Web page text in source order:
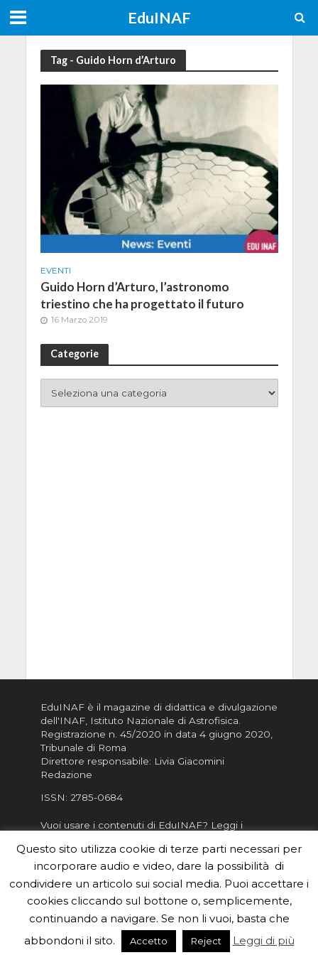
EduINAF
Tag - Guido Horn d’Arturo
EVENTI
Guido Horn d’Arturo, l’astronomo
triestino che ha progettato il futuro
16 Marzo 2019
Categorie
EduINAF è il magazine di didattica e divulgazione
dell'INAF, Istituto Nazionale di Astrofisica
Registrazione n. 45/2020 in data 4 giugno 2020,
Tribunale di Roma
Direttore responsabile: Livia Giacomini
Redazione
ISSN: 2785-0684
Vuoi usare i contenuti di EduINAF? Leggi i
Informativa sulla Privacy
Informatva sui Cookie
Per la rubrica de l'Astronomo risponde, per
inviarci le tue foto o i tuoi contributi, scrivici a
redazione.edu [chiocciola] inaf.it oppure
il form
Questo sito utilizza cookie di terze parti necessari per
incorporare audio e video, dare la possibilità di
condividere un articolo sui social media. Puoi accettare i
cookies cliccando sul bottone o, semplicemente,
continuando a navigare. Se non li vuoi, basta che
abbondoni il sito.
Accetto Reject Leggi di più